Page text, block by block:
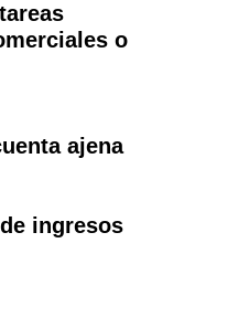
o
ajena
ingresos